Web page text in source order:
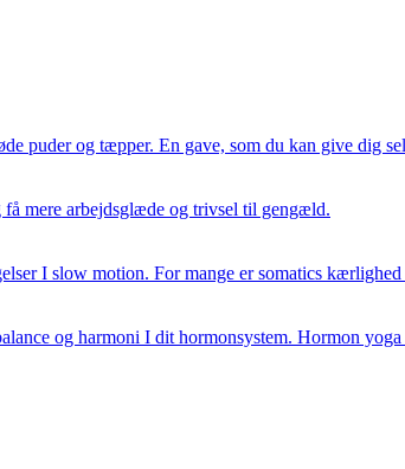
puder og tæpper. En gave, som du kan give dig
mere arbejdsglæde og trivsel til gengæld.
I slow motion. For mange er somatics
og harmoni I dit hormonsystem. Hormon